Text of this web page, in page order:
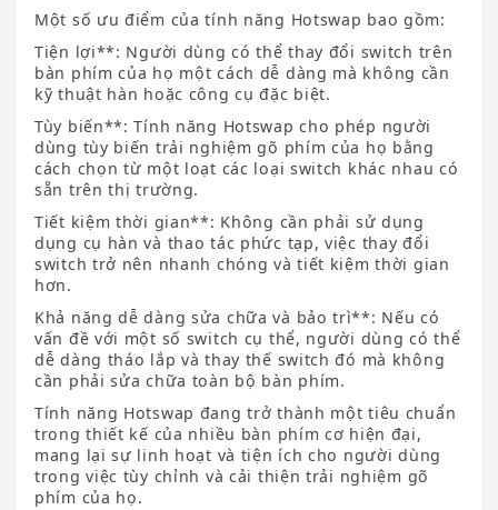
Một số ưu điểm của tính năng Hotswap bao gồm:
Tiện lợi**: Người dùng có thể thay đổi switch trên
bàn phím của họ một cách dễ dàng mà không cần
kỹ thuật hàn hoặc công cụ đặc biệt.
Tùy biến**: Tính năng Hotswap cho phép người
dùng tùy biến trải nghiệm gõ phím của họ bằng
cách chọn từ một loạt các loại switch khác nhau có
sẵn trên thị trường.
Tiết kiệm thời gian**: Không cần phải sử dụng
dụng cụ hàn và thao tác phức tạp, việc thay đổi
switch trở nên nhanh chóng và tiết kiệm thời gian
hơn.
Khả năng dễ dàng sửa chữa và bảo trì**: Nếu có
vấn đề với một số switch cụ thể, người dùng có thể
dễ dàng tháo lắp và thay thế switch đó mà không
cần phải sửa chữa toàn bộ bàn phím.
Tính năng Hotswap đang trở thành một tiêu chuẩn
trong thiết kế của nhiều bàn phím cơ hiện đại,
mang lại sự linh hoạt và tiện ích cho người dùng
trong việc tùy chỉnh và cải thiện trải nghiệm gõ
phím của họ.